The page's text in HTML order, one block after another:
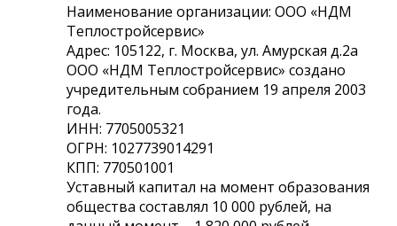
Наименование организации: ООО «НДМ
Теплостройсервис»
Адрес: 105122, г. Москва, ул. Амурская д.2а
ООО «НДМ Теплостройсервис» создано
учредительным собранием 19 апреля 2003
года.
ИНН: 7705005321
ОГРН: 1027739014291
КПП: 770501001
Уставный капитал на момент образования
общества составлял 10 000 рублей, на